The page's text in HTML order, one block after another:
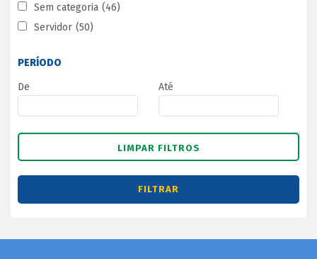
Sem categoria (46)
Servidor (50)
PERÍODO
De
Até